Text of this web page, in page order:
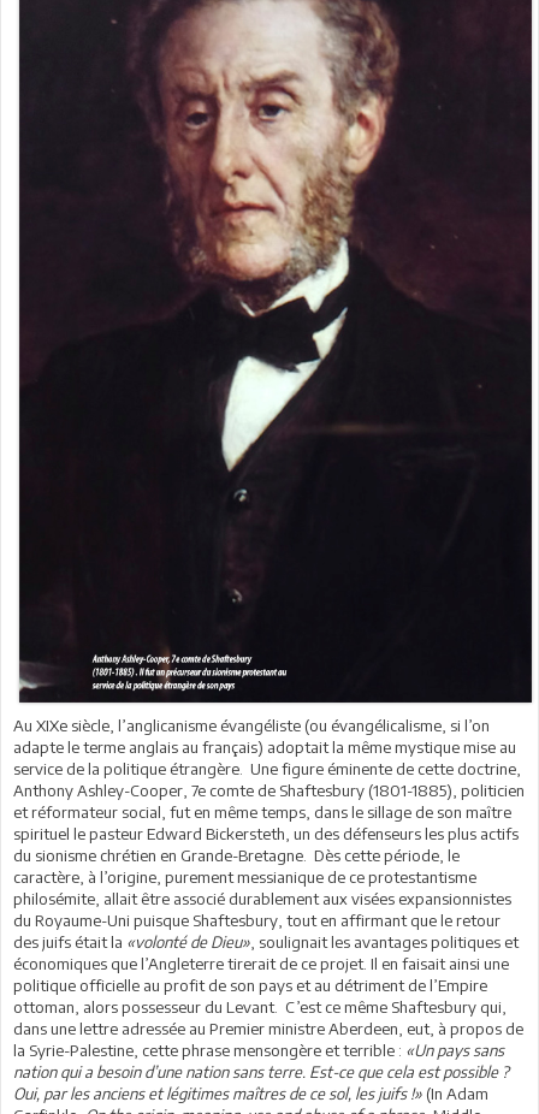
Au XIXe siècle, l’anglicanisme évangéliste (ou évangélicalisme, si l’on
adapte le terme anglais au français) adoptait la même mystique mise au
service de la politique étrangère. Une figure éminente de cette doctrine,
Anthony Ashley-Cooper, 7e comte de Shaftesbury (1801-1885), politicien
et réformateur social, fut en même temps, dans le sillage de son maître
spirituel le pasteur Edward Bickersteth, un des défenseurs les plus actifs
du sionisme chrétien en Grande-Bretagne. Dès cette période, le
caractère, à l’origine, purement messianique de ce protestantisme
philosémite, allait être associé durablement aux visées expansionnistes
du Royaume-Uni puisque Shaftesbury, tout en affirmant que le retour
des juifs était la «volonté de Dieu» , soulignait les avantages politiques et
économiques que l’Angleterre tirerait de ce projet. Il en faisait ainsi une
politique officielle au profit de son pays et au détriment de l’Empire
ottoman, alors possesseur du Levant. C’est ce même Shaftesbury qui,
dans une lettre adressée au Premier ministre Aberdeen, eut, à propos de
la Syrie-Palestine, cette phrase mensongère et terrible : «Un pays sans
nation qui a besoin d’une nation sans terre. Est-ce que cela est possible ?
Oui, par les anciens et légitimes maîtres de ce sol, les juifs !» (In Adam